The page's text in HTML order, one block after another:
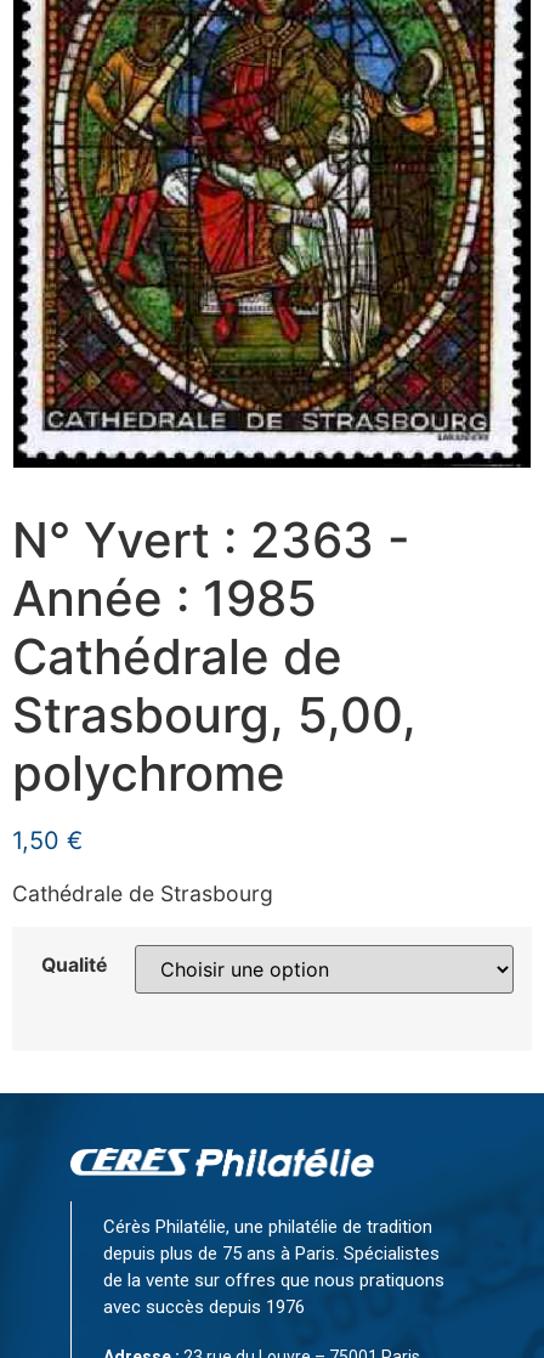
N° Yvert : 2363 -
Année : 1985
Cathédrale de
Strasbourg, 5,00,
polychrome
1,50 €
Cathédrale de Strasbourg
Qualité
Cérès Philatélie, une philatélie de tradition
depuis plus de 75 ans à Paris. Spécialistes
de la vente sur offres que nous pratiquons
avec succès depuis 1976